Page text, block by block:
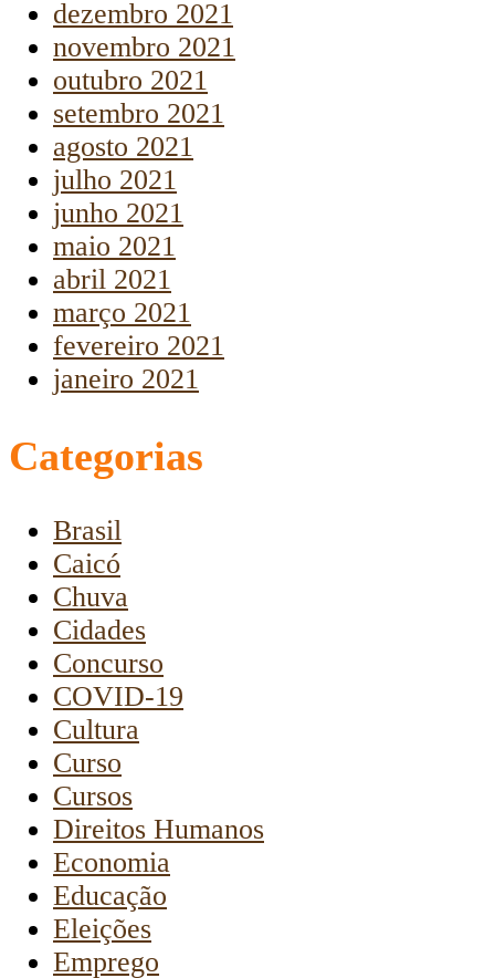
dezembro 2021
novembro 2021
outubro 2021
setembro 2021
agosto 2021
julho 2021
junho 2021
maio 2021
abril 2021
março 2021
fevereiro 2021
janeiro 2021
Categorias
Brasil
Caicó
Chuva
Cidades
Concurso
COVID-19
Cultura
Curso
Cursos
Direitos Humanos
Economia
Educação
Eleições
Emprego